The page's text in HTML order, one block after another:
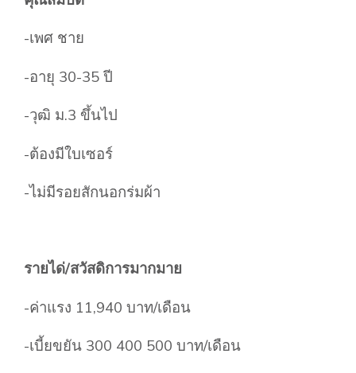
-เพศ ชาย
-อายุ 30-35 ปี
-วุฒิ ม.3 ขึ้นไป
-ต้องมีใบเซอร์
-ไม่มีรอยสักนอกร่มผ้า
รายได่/สวัสดิการมากมาย
-ค่าแรง 11,940 บาท/เดือน
-เบี้ยขยัน 300 400 500 บาท/เดือน